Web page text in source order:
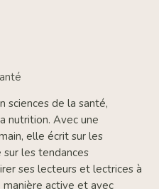
sciences de la santé,
nutrition. Avec une
elle écrit sur les
les tendances
ses lecteurs et lectrices à
active et avec